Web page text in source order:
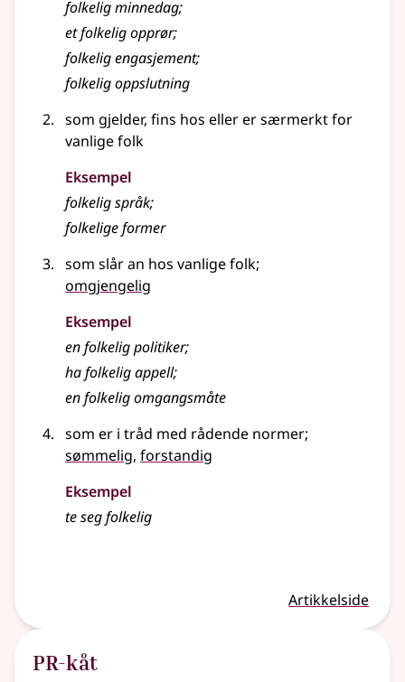
folkelig minnedag;
et folkelig opprør;
folkelig engasjement;
folkelig oppslutning
som gjelder, fins hos eller er særmerkt for
vanlige folk
Eksempel
folkeligspråk;
folkeligeformer
som slår an hos vanlige folk;
omgjengelig
Eksempel
enfolkeligpolitiker;
hafolkeligappell;
en folkelig omgangsmåte
som er i tråd med rådende normer;
sømmelig, forstandig
Eksempel
te segfolkelig
Artikkelside
PR-kåt